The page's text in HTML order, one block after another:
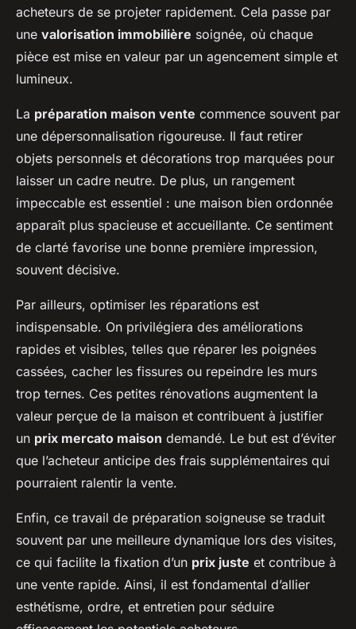
acheteurs de se projeter rapidement. Cela passe par
une valorisation immobilière soignée, où chaque
pièce est mise en valeur par un agencement simple et
lumineux.
La préparation maison vente commence souvent par
une dépersonnalisation rigoureuse. Il faut retirer
objets personnels et décorations trop marquées pour
laisser un cadre neutre. De plus, un rangement
impeccable est essentiel : une maison bien ordonnée
apparaît plus spacieuse et accueillante. Ce sentiment
de clarté favorise une bonne première impression,
souvent décisive.
Par ailleurs, optimiser les réparations est
indispensable. On privilégiera des améliorations
rapides et visibles, telles que réparer les poignées
cassées, cacher les fissures ou repeindre les murs
trop ternes. Ces petites rénovations augmentent la
valeur perçue de la maison et contribuent à justifier
un prix mercato maison demandé. Le but est d’éviter
que l’acheteur anticipe des frais supplémentaires qui
pourraient ralentir la vente.
Enfin, ce travail de préparation soigneuse se traduit
souvent par une meilleure dynamique lors des visites,
ce qui facilite la fixation d’un prix juste et contribue à
une vente rapide. Ainsi, il est fondamental d’allier
esthétisme, ordre, et entretien pour séduire